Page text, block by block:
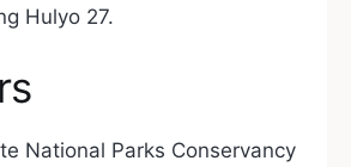
Hulyo 27.
National Parks Conservancy